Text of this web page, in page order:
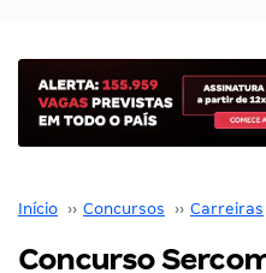
Início ›› Concursos ›› Carreiras
Concurso